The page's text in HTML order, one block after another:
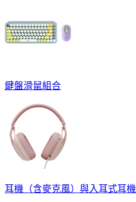
鍵盤滑鼠組合
耳機（含麥克風）與入耳式耳機